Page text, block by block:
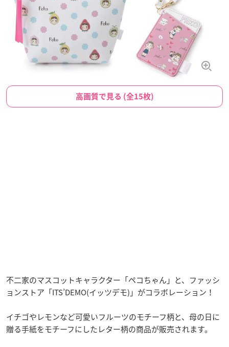
高画質で見る (全15枚)
不二家のマスコットキャラクター「ペコちゃん」と、ファッシ
ョンストア「ITS’DEMO(イッツデモ)」がコラボレーション！
イチゴやレモンなど可愛いフルーツのモチーフ柄と、母の日に
贈る手紙をモチーフにしたレター柄の商品が販売されます。